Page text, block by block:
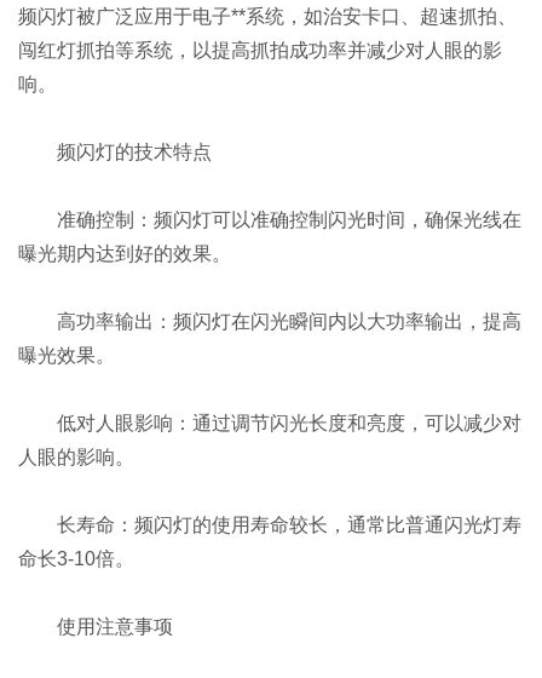
频闪灯被广泛应用于电子**系统，如治安卡口、超速抓拍、
闯红灯抓拍等系统，以提高抓拍成功率并减少对人眼的影
响‌。
频闪灯的技术特点
‌准确控制‌：频闪灯可以准确控制闪光时间，确保光线在
曝光期内达到好的效果。
‌高功率输出‌：频闪灯在闪光瞬间内以大功率输出，提高
曝光效果。
‌低对人眼影响‌：通过调节闪光长度和亮度，可以减少对
人眼的影响。
‌长寿命‌：频闪灯的使用寿命较长，通常比普通闪光灯寿
命长3-10倍‌。
使用注意事项